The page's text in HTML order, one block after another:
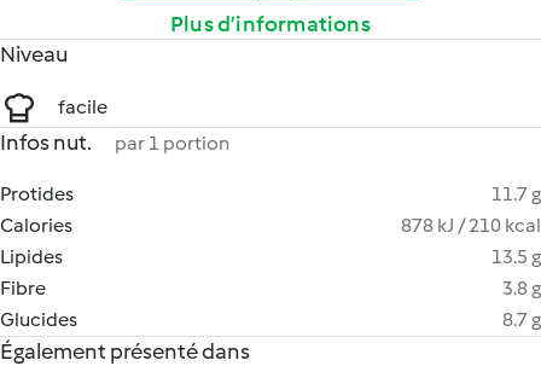
Plus d’informations
Niveau
facile
Infos nut. par 1 portion
Protides
11.7 g
Calories
878 kJ / 210 kcal
Lipides
13.5 g
Fibre
3.8 g
Glucides
8.7 g
Également présenté dans